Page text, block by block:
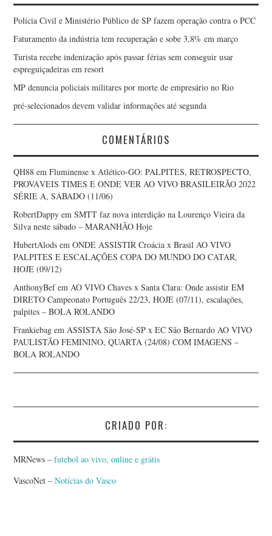
Polícia Civil e Ministério Público de SP fazem operação contra o PCC
Faturamento da indústria tem recuperação e sobe 3,8% em março
Turista recebe indenização após passar férias sem conseguir usar
espreguiçadeiras em resort
MP denuncia policiais militares por morte de empresário no Rio
pré-selecionados devem validar informações até segunda
COMENTÁRIOS
QH88 emFluminense x Atlético-GO: PALPITES, RETROSPECTO,
PROVÁVEIS TIMES E ONDE VER AO VIVO BRASILEIRÃO 2022
SÉRIE A, SÁBADO (11/06)
RobertDappy emSMTT faz nova interdição na Lourenço Vieira da
Silva neste sábado – MARANHÃO Hoje
HubertAlods emONDE ASSISTIR Croácia x Brasil AO VIVO
PALPITES E ESCALAÇÕES COPA DO MUNDO DO CATAR,
HOJE (09/12)
AnthonyBefemAO VIVO Chaves x Santa Clara: Onde assistir EM
DIRETO Campeonato Português 22/23, HOJE (07/11), escalações,
palpites – BOLA ROLANDO
Frankiebag emASSISTA São José-SP x EC São Bernardo AO VIVO
PAULISTÃO FEMININO, QUARTA (24/08) COM IMAGENS –
BOLA ROLANDO
CRIADO POR:
MRNews –futebol ao vivo, online e grátis
VascoNet – Notícias do Vasco